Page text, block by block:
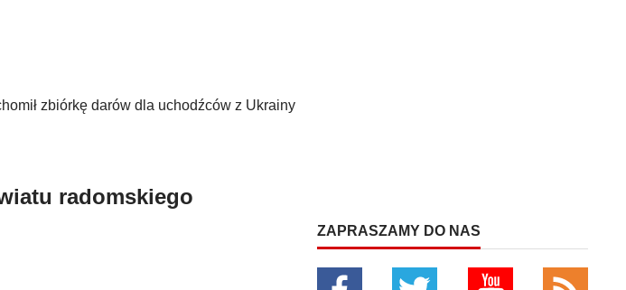
zbiórkę darów dla uchodźców z Ukrainy
radomskiego
ZAPRASZAMY DO NAS